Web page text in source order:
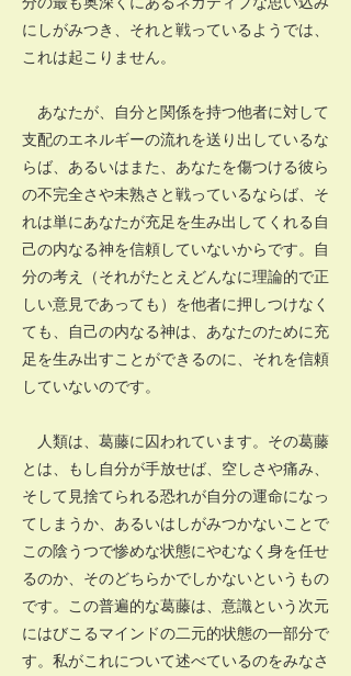
にしがみつき、それと戦っているようでは、
これは起こりません。
あなたが、自分と関係を持つ他者に対して
支配のエネルギーの流れを送り出しているな
らば、あるいはまた、あなたを傷つける彼ら
の不完全さや未熟さと戦っているならば、そ
れは単にあなたが充足を生み出してくれる自
己の内なる神を信頼していないからです。自
分の考え（それがたとえどんなに理論的で正
しい意見であっても）を他者に押しつけなく
ても、自己の内なる神は、あなたのために充
足を生み出すことができるのに、それを信頼
していないのです。
人類は、葛藤に囚われています。その葛藤
とは、もし自分が手放せば、空しさや痛み、
そして見捨てられる恐れが自分の運命になっ
てしまうか、あるいはしがみつかないことで
この陰うつで惨めな状態にやむなく身を任せ
るのか、そのどちらかでしかないというもの
です。この普遍的な葛藤は、意識という次元
にはびこるマインドの二元的状態の一部分で
す。私がこれについて述べているのをみなさ